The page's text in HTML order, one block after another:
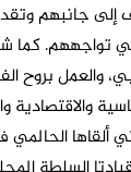
إلى جانبهم
تواجههم.
والعمل بروح
والاقتصادية
ألقاها الحالمي